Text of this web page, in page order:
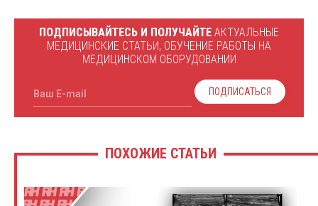
ПОДПИСЫВАЙТЕСЬ И ПОЛУЧАЙТЕ АКТУАЛЬНЫЕ
МЕДИЦИНСКИЕ СТАТЬИ, ОБУЧЕНИЕ РАБОТЫ НА
МЕДИЦИНСКОМ ОБОРУДОВАНИИ
Ваш E-mail ПОДПИСАТЬСЯ
ПОХОЖИЕ СТАТЬИ